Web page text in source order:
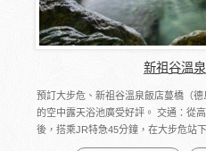
新祖谷溫
預訂大步危、新祖谷溫泉飯店蔓橋（
的空中露天浴池廣受好評。 交通：從
後，搭乘JR特急45分鐘，在大步危站